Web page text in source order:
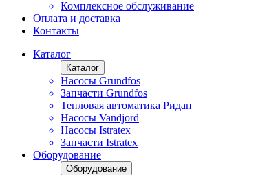
Комплексное обслуживание
Оплата и доставка
Контакты
Каталог
Каталог
Насосы Grundfos
Запчасти Grundfos
Тепловая автоматика Ридан
Насосы Vandjord
Насосы Istratex
Запчасти Istratex
Оборудование
Оборудование